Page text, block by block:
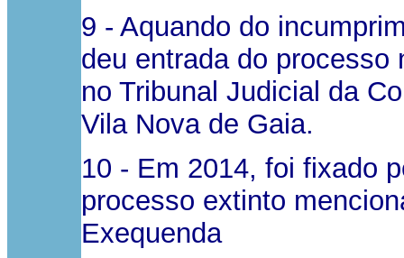
9 - Aquando do
deu entrada do processo
no Tribunal Judicial da
Vila Nova de Gaia.
10 - Em 2014, foi fixado
processo extinto
Exequenda